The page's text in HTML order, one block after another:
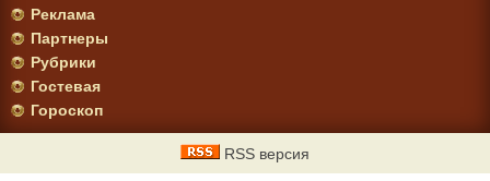
Реклама
Партнеры
Рубрики
Гостевая
Гороскоп
RSS версия